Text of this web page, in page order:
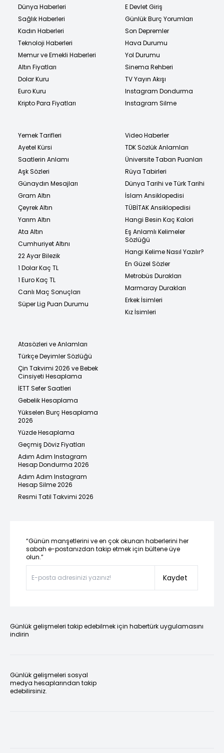
Dünya Haberleri
Sağlık Haberleri
Kadın Haberleri
Teknoloji Haberleri
Memur ve Emekli Haberleri
Altın Fiyatları
Dolar Kuru
Euro Kuru
Kripto Para Fiyatları
E Devlet Giriş
Günlük Burç Yorumları
Son Depremler
Hava Durumu
Yol Durumu
Sinema Rehberi
TV Yayın Akışı
Instagram Dondurma
Instagram Silme
Yemek Tarifleri
Ayetel Kürsi
Saatlerin Anlamı
Aşk Sözleri
Günaydın Mesajları
Gram Altın
Çeyrek Altın
Yarım Altın
Ata Altın
Cumhuriyet Altını
22 Ayar Bilezik
1 Dolar Kaç TL
1 Euro Kaç TL
Canlı Maç Sonuçları
Süper Lig Puan Durumu
Video Haberler
TDK Sözlük Anlamları
Üniversite Taban Puanları
Rüya Tabirleri
Dünya Tarihi ve Türk Tarihi
İslam Ansiklopedisi
TÜBİTAK Ansiklopedisi
Hangi Besin Kaç Kalori
Eş Anlamlı Kelimeler
Sözlüğü
Hangi Kelime Nasıl Yazılır?
En Güzel Sözler
Metrobüs Durakları
Marmaray Durakları
Erkek İsimleri
Kız İsimleri
Atasözleri ve Anlamları
Türkçe Deyimler Sözlüğü
Çin Takvimi 2026 ve Bebek
Cinsiyeti Hesaplama
İETT Sefer Saatleri
Gebelik Hesaplama
Yükselen Burç Hesaplama
2026
Yüzde Hesaplama
Geçmiş Döviz Fiyatları
Adım Adım Instagram
Hesap Dondurma 2026
Adım Adım Instagram
Hesap Silme 2026
Resmi Tatil Takvimi 2026
“Günün manşetlerini ve en çok okunan haberlerini her
sabah e-postanızdan takip etmek için bültene üye
olun.”
Kaydet
Günlük gelişmeleri takip edebilmek için habertürk uygulamasını
indirin
Günlük gelişmeleri sosyal
medya hesaplarından takip
edebilirsiniz.